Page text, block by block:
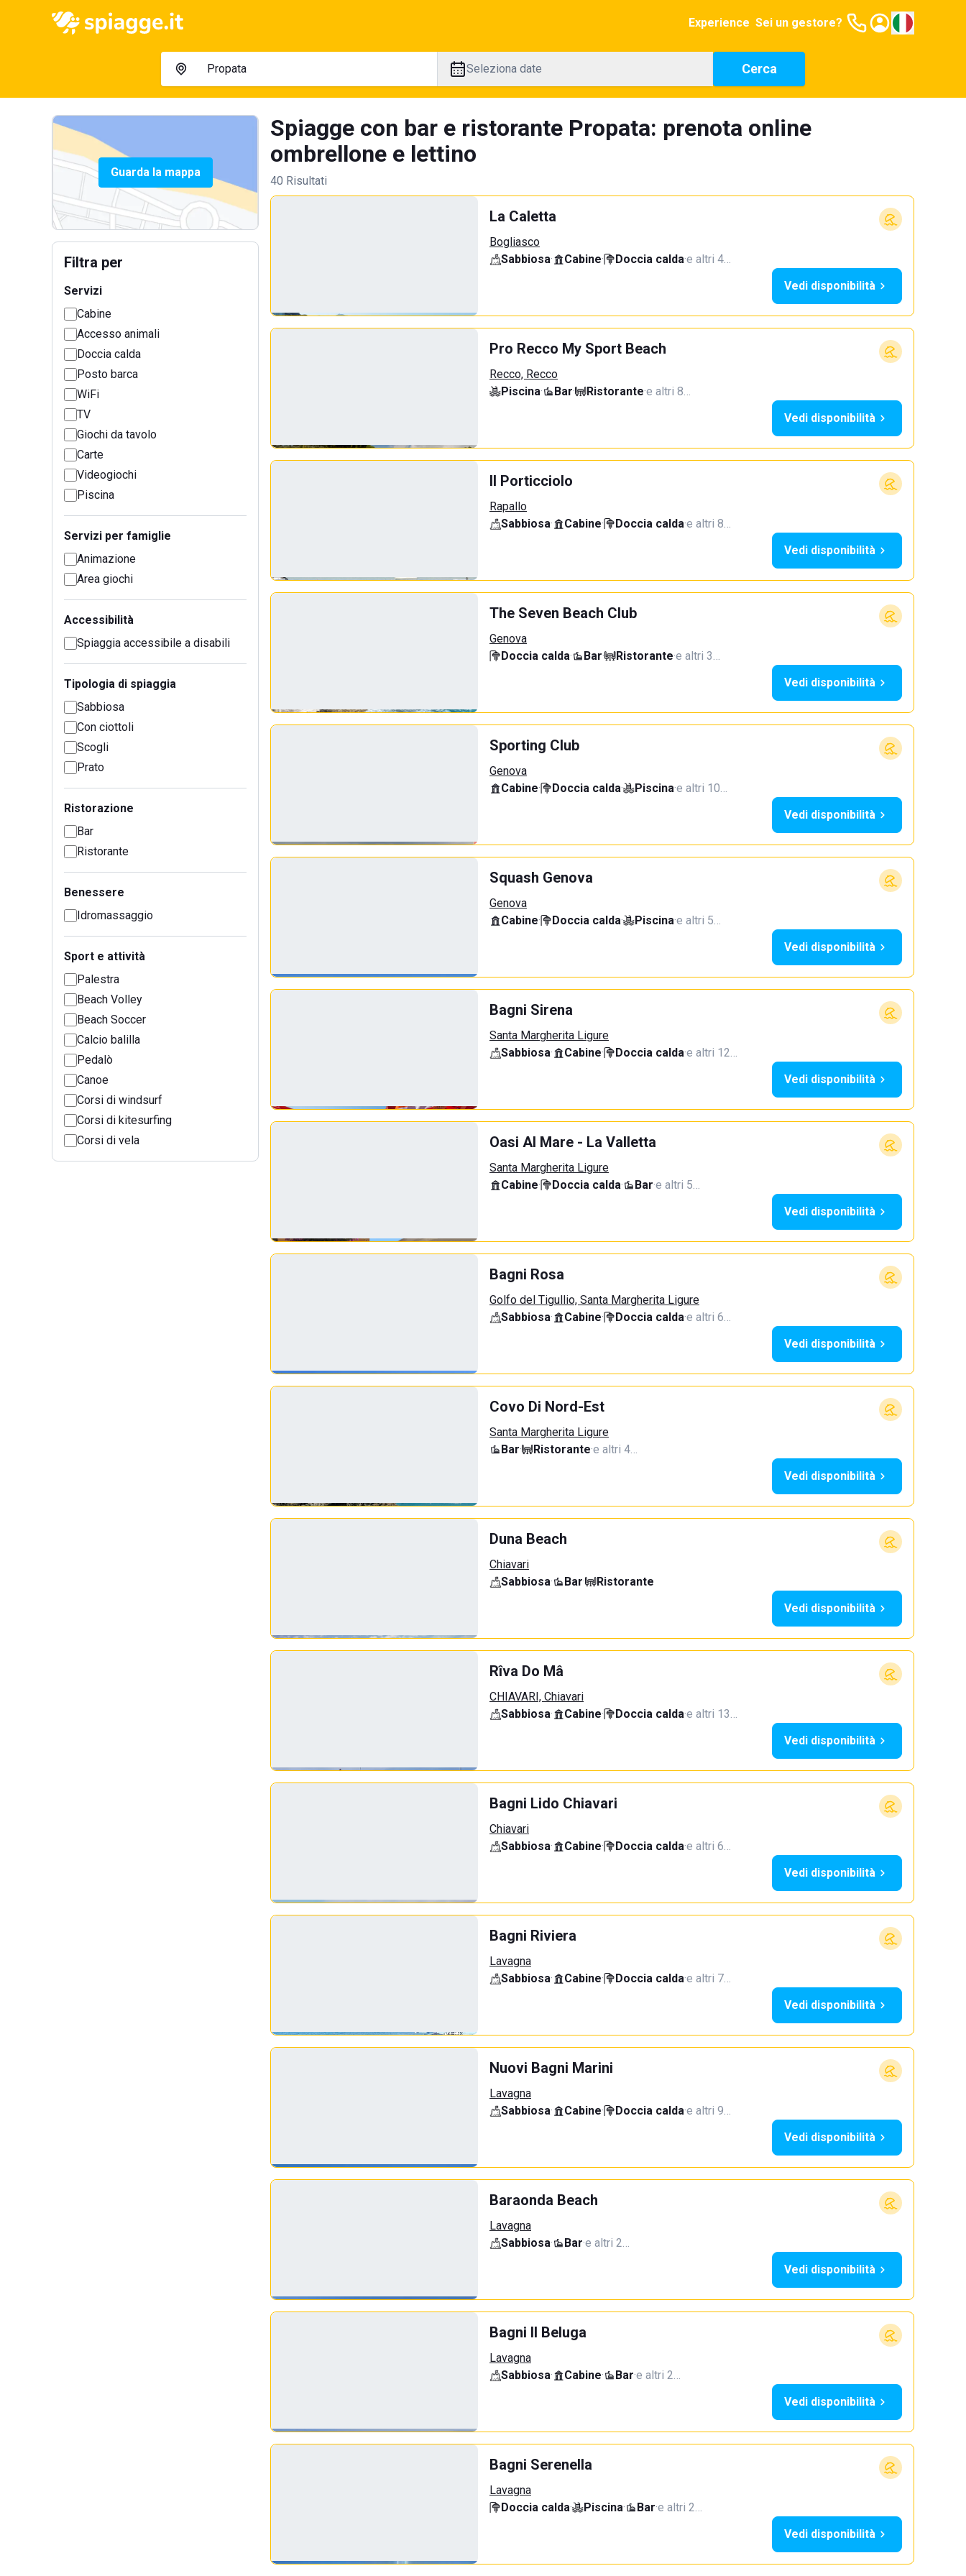
Experience Sei un gestore?
Seleziona date Cerca
Guarda la mappa
Filtra per
Servizi
Cabine
Accesso animali
Doccia calda
Posto barca
WiFi
TV
Giochi da tavolo
Carte
Videogiochi
Piscina
Servizi per famiglie
Animazione
Area giochi
Accessibilità
Spiaggia accessibile a disabili
Tipologia di spiaggia
Sabbiosa
Con ciottoli
Scogli
Prato
Ristorazione
Bar
Ristorante
Benessere
Idromassaggio
Sport e attività
Palestra
Beach Volley
Beach Soccer
Calcio balilla
Pedalò
Canoe
Corsi di windsurf
Corsi di kitesurfing
Corsi di vela
Spiagge con bar e ristorante Propata: prenota online
ombrellone e lettino
40 Risultati
La Caletta
Bogliasco
Sabbiosa· Cabine· Doccia calda·e altri 4…
Vedi disponibilità
Pro Recco My Sport Beach
Recco, Recco
Piscina· Bar· Ristorante·e altri 8…
Vedi disponibilità
Il Porticciolo
Rapallo
Sabbiosa· Cabine· Doccia calda·e altri 8…
Vedi disponibilità
The Seven Beach Club
Genova
Doccia calda· Bar· Ristorante·e altri 3…
Vedi disponibilità
Sporting Club
Genova
Cabine· Doccia calda· Piscina·e altri 10…
Vedi disponibilità
Squash Genova
Genova
Cabine· Doccia calda· Piscina·e altri 5…
Vedi disponibilità
Bagni Sirena
Santa Margherita Ligure
Sabbiosa· Cabine· Doccia calda·e altri 12…
Vedi disponibilità
Oasi Al Mare - La Valletta
Santa Margherita Ligure
Cabine· Doccia calda· Bar·e altri 5…
Vedi disponibilità
Bagni Rosa
Golfo del Tigullio, Santa Margherita Ligure
Sabbiosa· Cabine· Doccia calda·e altri 6…
Vedi disponibilità
Covo Di Nord-Est
Santa Margherita Ligure
Bar· Ristorante·e altri 4…
Vedi disponibilità
Duna Beach
Chiavari
Sabbiosa· Bar·
Ristorante
Vedi disponibilità
Rîva Do Mâ
CHIAVARI, Chiavari
Sabbiosa· Cabine· Doccia calda·e altri 13…
Vedi disponibilità
Bagni Lido Chiavari
Chiavari
Sabbiosa· Cabine· Doccia calda·e altri 6…
Vedi disponibilità
Bagni Riviera
Lavagna
Sabbiosa· Cabine· Doccia calda·e altri 7…
Vedi disponibilità
Nuovi Bagni Marini
Lavagna
Sabbiosa· Cabine· Doccia calda·e altri 9…
Vedi disponibilità
Baraonda Beach
Lavagna
Sabbiosa· Bar·e altri 2…
Vedi disponibilità
Bagni Il Beluga
Lavagna
Sabbiosa· Cabine· Bar·e altri 2…
Vedi disponibilità
Bagni Serenella
Lavagna
Doccia calda· Piscina· Bar·e altri 2…
Vedi disponibilità